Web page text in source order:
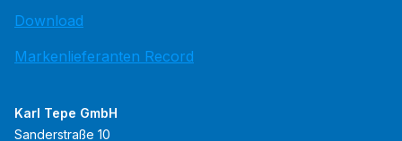
Download
Markenlieferanten Record
Karl Tepe GmbH
Sanderstraße 10